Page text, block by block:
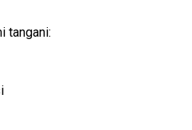
tangani: